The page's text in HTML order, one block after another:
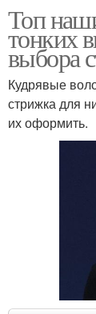
Топ
тонких
выбора
Кудрявые
стрижка для
их оформить.